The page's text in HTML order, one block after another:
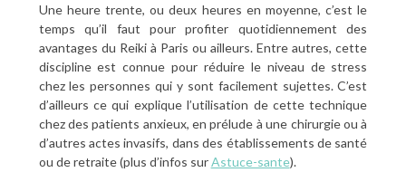
Une heure trente, ou deux heures en moyenne, c’est le
temps qu’il faut pour profiter quotidiennement des
avantages du Reiki à Paris ou ailleurs. Entre autres, cette
discipline est connue pour réduire le niveau de stress
chez les personnes qui y sont facilement sujettes. C’est
d’ailleurs ce qui explique l’utilisation de cette technique
chez des patients anxieux, en prélude à une chirurgie ou à
d’autres actes invasifs, dans des établissements de santé
ou de retraite (plus d’infos surAstuce-sante).